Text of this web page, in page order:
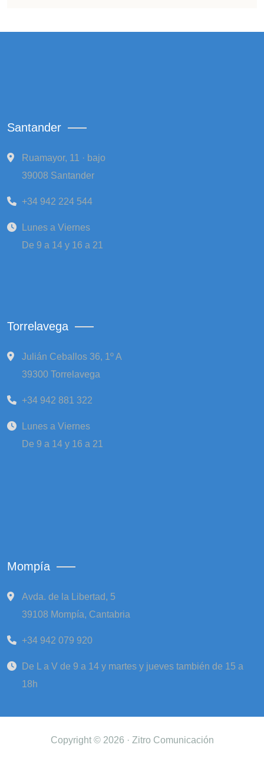
Santander
Ruamayor, 11 · bajo
39008 Santander
+34 942 224 544
Lunes a Viernes
De 9 a 14 y 16 a 21
Torrelavega
Julián Ceballos 36, 1º A
39300 Torrelavega
+34 942 881 322
Lunes a Viernes
De 9 a 14 y 16 a 21
Mompía
Avda. de la Libertad, 5
39108 Mompía, Cantabria
+34 942 079 920
De L a V de 9 a 14 y martes y jueves también de 15 a
18h
Copyright © 2026 · Zitro Comunicación